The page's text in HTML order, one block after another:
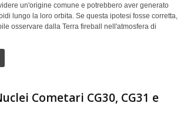
un'origine comune e potrebbero aver generato
lungo la loro orbita. Se questa ipotesi fosse corretta,
osservare dalla Terra fireball nell'atmosfera di
Cometari CG30, CG31 e